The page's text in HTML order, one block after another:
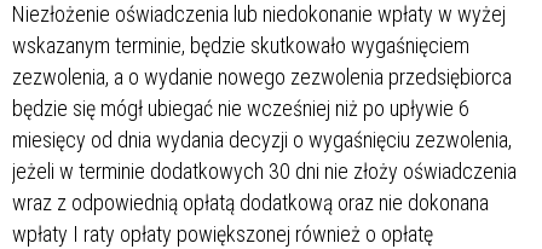
Niezłożenie oświadczenia lub niedokonanie wpłaty w wyżej
wskazanym terminie, będzie skutkowało wygaśnięciem
zezwolenia, a o wydanie nowego zezwolenia przedsiębiorca
będzie się mógł ubiegać nie wcześniej niż po upływie 6
miesięcy od dnia wydania decyzji o wygaśnięciu zezwolenia,
jeżeli w terminie dodatkowych 30 dni nie złoży oświadczenia
wraz z odpowiednią opłatą dodatkową oraz nie dokonana
wpłaty I raty opłaty powiększonej również o opłatę